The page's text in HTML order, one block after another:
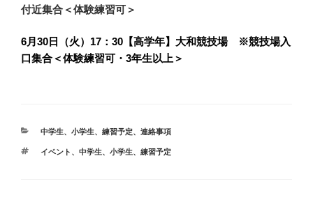
付近集合＜体験練習可＞
6月30日（火）17：30【高学年】大和競技場 ※競技場入
口集合＜体験練習可・3年生以上＞
カ
ゴ
中学生、 小学生、 練習予定、 連絡事項
タ
イベント 、 中学生、 小学生、 練習予定